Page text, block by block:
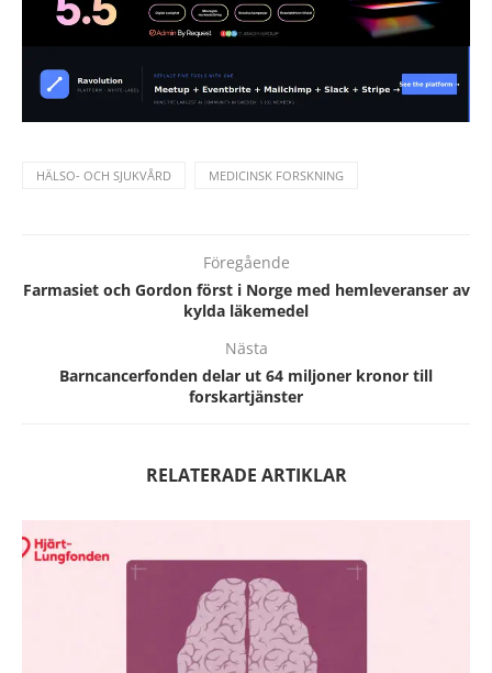
HÄLSO- OCH SJUKVÅRD MEDICINSK FORSKNING
Föregående
Farmasiet och Gordon först i Norge med hemleveranser av
kylda läkemedel
Nästa
Barncancerfonden delar ut 64 miljoner kronor till
forskartjänster
RELATERADE ARTIKLAR